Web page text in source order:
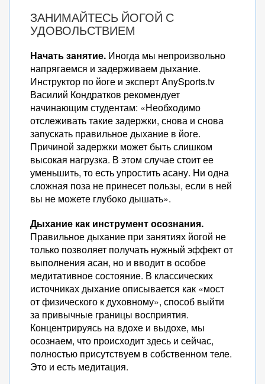
ЗАНИМАЙТЕСЬ ЙОГОЙ С
УДОВОЛЬСТВИЕМ
Начать занятие. Иногда мы непроизвольно
напрягаемся и задерживаем дыхание.
Инструктор по йоге и эксперт AnySports.tv
Василий Кондратков рекомендует
начинающим студентам: «Необходимо
отслеживать такие задержки, снова и снова
запускать правильное дыхание в йоге.
Причиной задержки может быть слишком
высокая нагрузка. В этом случае стоит ее
уменьшить, то есть упростить асану. Ни одна
сложная поза не принесет пользы, если в ней
вы не можете глубоко дышать».
Дыхание как инструмент осознания.
Правильное дыхание при занятиях йогой не
только позволяет получать нужный эффект от
выполнения асан, но и вводит в особое
медитативное состояние. В классических
источниках дыхание описывается как «мост
от физического к духовному», способ выйти
за привычные границы восприятия.
Концентрируясь на вдохе и выдохе, мы
осознаем, что происходит здесь и сейчас,
полностью присутствуем в собственном теле.
Это и есть медитация.